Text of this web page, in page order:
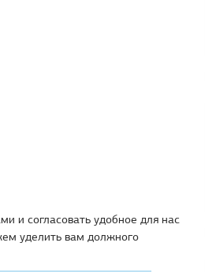
и согласовать удобное для нас
уделить вам должного